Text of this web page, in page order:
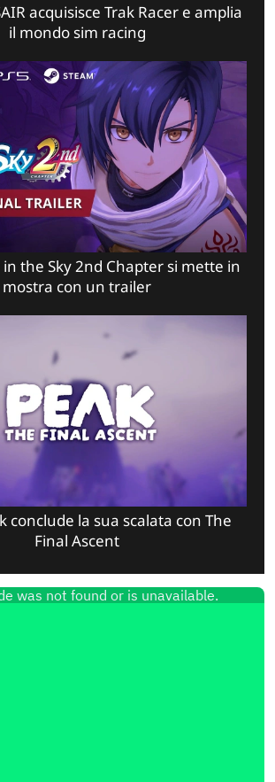
acquisisce Trak Racer e amplia
il mondo sim racing
the Sky 2nd Chapter si mette in
mostra con un trailer
conclude la sua scalata con The
Final Ascent